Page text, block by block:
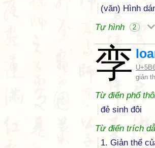
(văn) Hình
Tự hình
2
孪 giản
Từ điển phổ
đẻ sinh đôi
Từ điển trích
1. Giản thể